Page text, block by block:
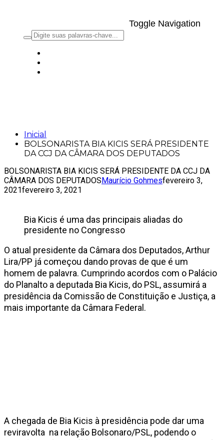
Toggle Navigation
Inicial
BOLSONARISTA BIA KICIS SERÁ PRESIDENTE
DA CCJ DA CÂMARA DOS DEPUTADOS
BOLSONARISTA BIA KICIS SERÁ PRESIDENTE DA CCJ DA
CÂMARA DOS DEPUTADOS Maurício Gohmesfevereiro 3,
2021fevereiro 3, 2021
Bia Kicis é uma das principais aliadas do
presidente no Congresso
O atual presidente da Câmara dos Deputados, Arthur
Lira/PP já começou dando provas de que é um
homem de palavra. Cumprindo acordos com o Palácio
do Planalto a deputada Bia Kicis, do PSL, assumirá a
presidência da Comissão de Constituição e Justiça, a
mais importante da Câmara Federal.
A chegada de Bia Kicis à presidência pode dar uma
reviravolta na relação Bolsonaro/PSL, podendo o